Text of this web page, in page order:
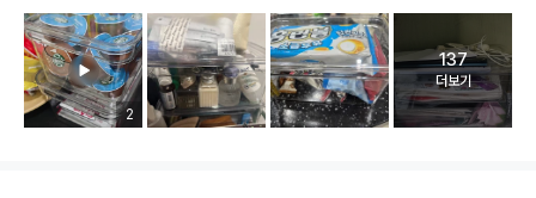
리뷰 이미지 등록 개수
2
고객 리뷰
137
더보기